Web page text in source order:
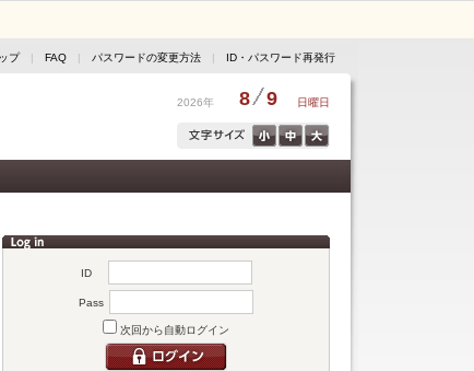
プ| FAQ | パスワードの変更方法 | ID・パスワード再発行
2026年 8 9 日曜日
ID
Pass
次回から自動ログイン